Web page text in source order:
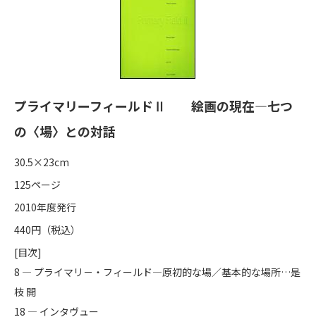
プライマリーフィールドⅡ 絵画の現在―七つ
の〈場〉との対話
30.5×23cm
125ページ
2010年度発行
440円（税込）
[目次]
8 ― プライマリ－・フィールド―原初的な場／基本的な場所…是
枝 開
18 ― インタヴュー